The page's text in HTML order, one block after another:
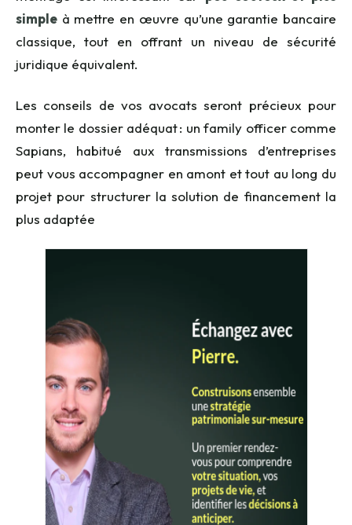
simple à mettre en œuvre qu’une garantie bancaire
classique, tout en offrant un niveau de sécurité
juridique équivalent.
Les conseils de vos avocats seront précieux pour
monter le dossier adéquat : un family officer comme
Sapians, habitué aux transmissions d’entreprises
peut vous accompagner en amont et tout au long du
projet pour structurer la solution de financement la
plus adaptée